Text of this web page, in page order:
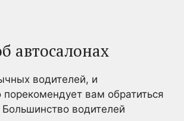
автосалонах
водителей, и
вам обратиться
Большинство водителей